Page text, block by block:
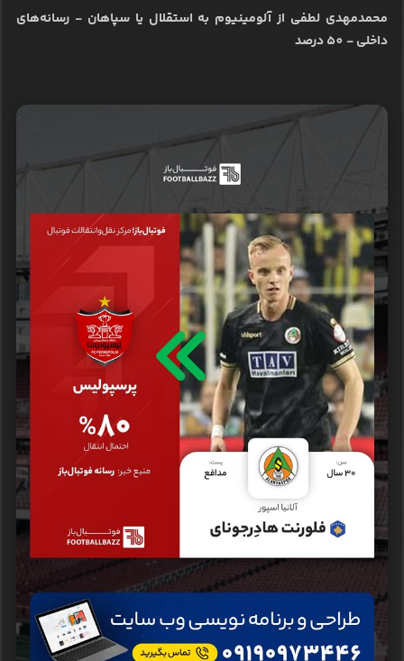
محمدمهدی لطفی از آلومینیوم به استقلال یا سپاهان - رسانه‌های
داخلی - 50 درصد